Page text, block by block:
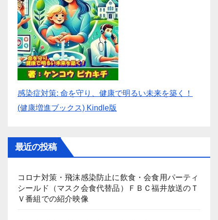
感染症対策: 命を守り、健康で明るい未来を築く！
(健康増進ブックス) Kindle版
最近の投稿
コロナ対策・飛沫感染防止に飲食・会食用パーティ
シールド（マスク会食代替品）ＦＢＣ福井放送のＴ
Ｖ番組での紹介映像